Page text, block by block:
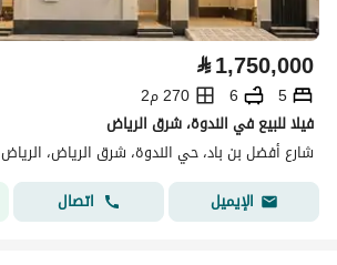
⃁1,750,000
5
6
270 م2
فيلا للبيع في الندوة، شرق الرياض
شارع أفضل بن باد، حي الندوة، شرق الرياض، الرياض
الإيميل
اتصال